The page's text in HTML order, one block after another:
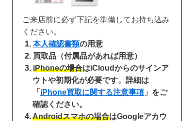
ご来店前に必ず下記を準備してお持ち込み
ください。
本人確認書類の用意
買取品（付属品があれば用意）
iPhoneの場合はiCloudからのサインア
ウトや初期化が必要です。詳細は
「 iPhone買取に関する注意事項 」をご
確認ください。
Androidスマホの場合はGoogleアカウ